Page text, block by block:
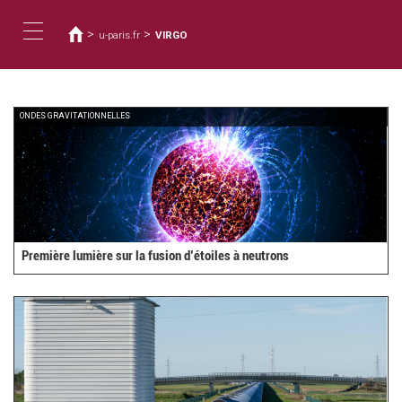
容
navigation
在
這
裡
> u-paris.fr > VIRGO
ONDES GRAVITATIONNELLES
Première lumière sur la fusion d’étoiles à neutrons